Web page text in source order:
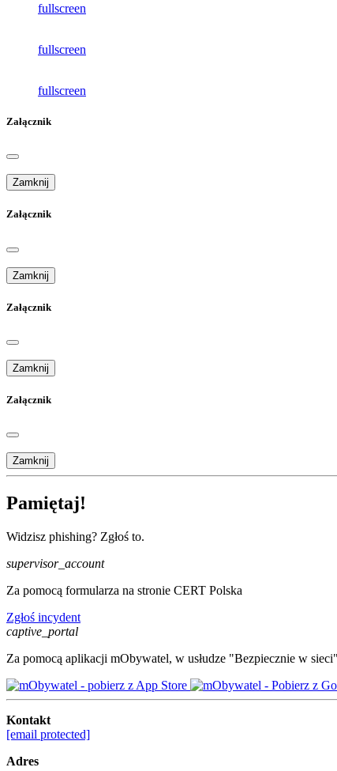
fullscreen
fullscreen
fullscreen
Załącznik
Zamknij
Załącznik
Zamknij
Załącznik
Zamknij
Załącznik
Zamknij
Pamiętaj!
Widzisz phishing? Zgłoś to.
supervisor_account
Za pomocą formularza na stronie CERT Polska
Zgłoś incydent
captive_portal
Za pomocą aplikacji mObywatel, w usłudze "Bezpiecznie w sieci"
Kontakt
[email protected]
Adres